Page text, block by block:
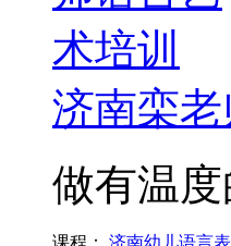
济南栾
做有温
课程： 济南幼儿语言